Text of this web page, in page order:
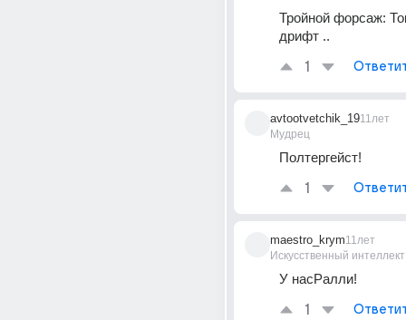
Тройной форсаж:
дрифт ..
1
avtootvetchik_19
Мудрец
11лет
Полтергейст!
1
maestro_krym
Искусственный интеллект
11лет
У насРалли!
1